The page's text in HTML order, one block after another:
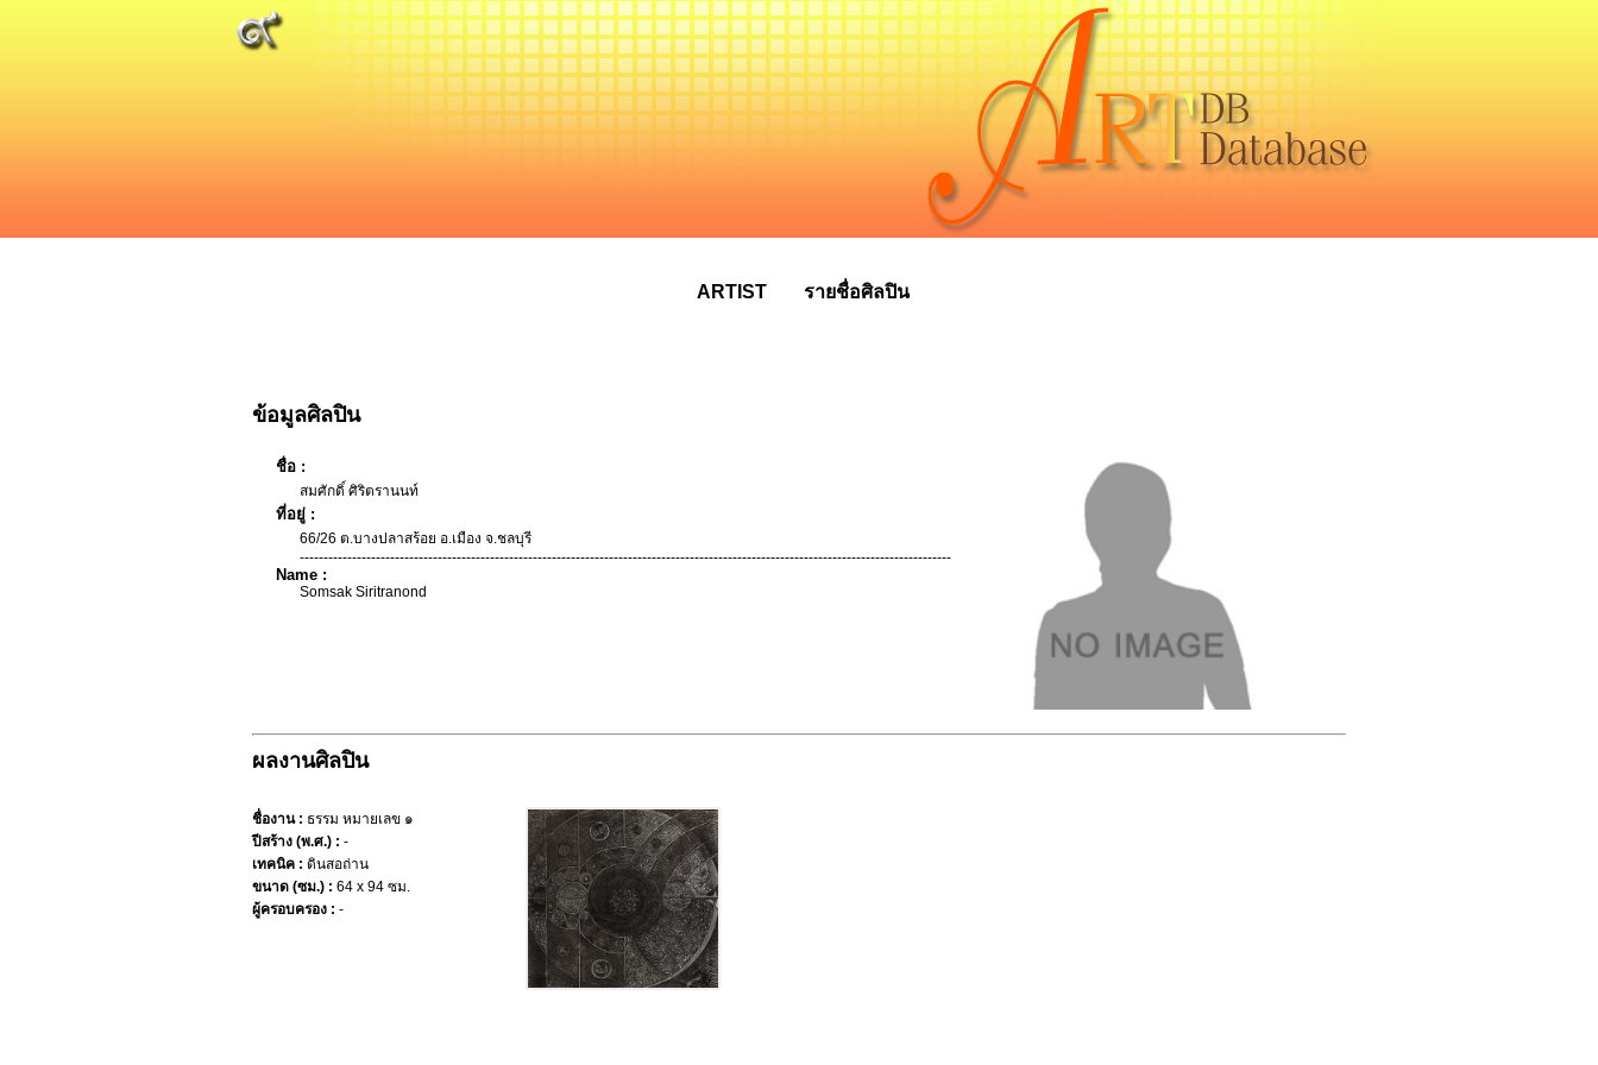
ARTIST รายชื่อศิลปิน
ข้อมูลศิลปิน
ชื่อ :
สมศักดิ์ ศิริตรานนท์
ที่อยู่ :
66/26 ต.บางปลาสร้อย อ.เมือง จ.ชลบุรี
-----------------------------------------------------------------------------------------------------------------------------------------
Name :
Somsak Siritranond
ผลงานศิลปิน
ชื่องาน : ธรรม หมายเลข ๑
ปีสร้าง (พ.ศ.) : -
เทคนิค : ดินสอถ่าน
ขนาด (ซม.) : 64 x 94 ซม.
ผู้ครอบครอง : -